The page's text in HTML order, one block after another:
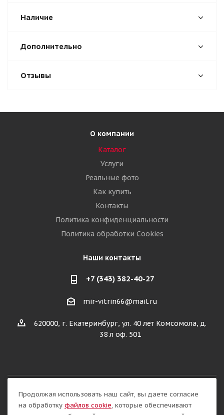
Наличие
Дополнительно
Отзывы
О компании
Каталог
Услуги
Реальные фото
Как купить
Контакты
Политика конфиденциальности
Политика обработки Cookies
Наши контакты
+7 (343) 382-40-27
mir-vitrin66@mail.ru
620000, г. Екатеринбург, ул. 40 лет Комсомола, д.
38 л оф. 501
Разработка сайта:
Продолжая использовать наш сайт, вы даете согласие
на обработку файлов cookie, которые обеспечивают